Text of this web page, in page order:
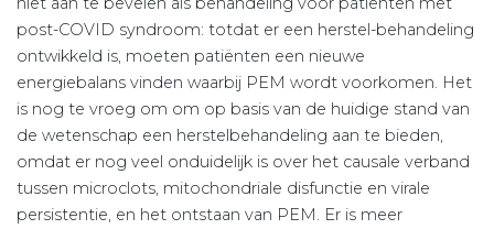
post-COVID syndroom: totdat er een herstel-behandeling
ontwikkeld is, moeten patiënten een nieuwe
energiebalans vinden waarbij PEM wordt voorkomen. Het
is nog te vroeg om om op basis van de huidige stand van
de wetenschap een herstelbehandeling aan te bieden,
omdat er nog veel onduidelijk is over het causale verband
tussen microclots, mitochondriale disfunctie en virale
persistentie, en het ontstaan van PEM. Er is meer